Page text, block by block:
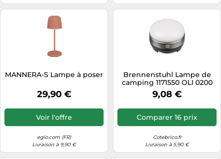
MANNERA-S Lampe à poser
29,90 €
Voir l'offre
eglo.com (FR)
Livraison à 9,90 €
Brennenstuhl Lampe de
camping 1171550 OLI 0200
180 lm LED multifonctions à
piles argent
9,08 €
Comparer 16 prix
Cotebrico.fr
Livraison à 5,90 €